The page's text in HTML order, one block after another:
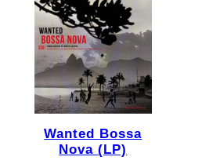
Wanted Bossa
Nova (LP)